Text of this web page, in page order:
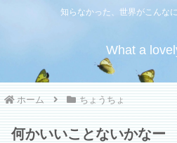
知らなかった、世界がこんな
What a
ホーム ちょうちょ
何かいいことないかなー